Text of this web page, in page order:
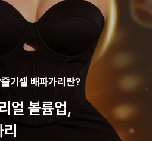
기셀 배파가리란?
얼 볼륨업,